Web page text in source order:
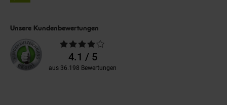
Unsere Kundenbewertungen
Durchschnittliche
Bewertungen4.1 / 5
aus 36.198 Bewertungen